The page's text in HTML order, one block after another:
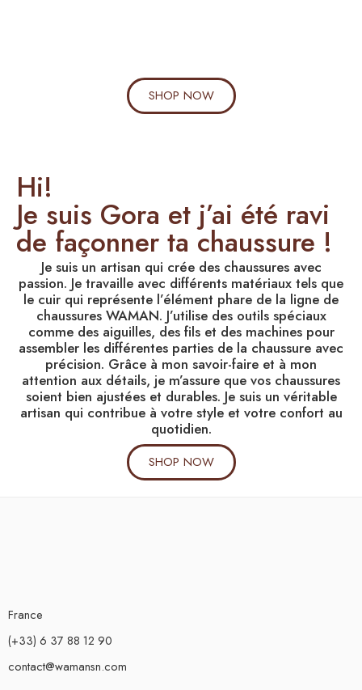
SHOP NOW
Hi!
Je suis Gora et j’ai été ravi
de façonner ta chaussure !
Je suis un artisan qui crée des chaussures avec
passion. Je travaille avec différents matériaux tels que
le cuir qui représente l’élément phare de la ligne de
chaussures WAMAN. J’utilise des outils spéciaux
comme des aiguilles, des fils et des machines pour
assembler les différentes parties de la chaussure avec
précision. Grâce à mon savoir-faire et à mon
attention aux détails, je m’assure que vos chaussures
soient bien ajustées et durables. Je suis un véritable
artisan qui contribue à votre style et votre confort au
quotidien.
SHOP NOW
France
(+33) 6 37 88 12 90
contact@wamansn.com